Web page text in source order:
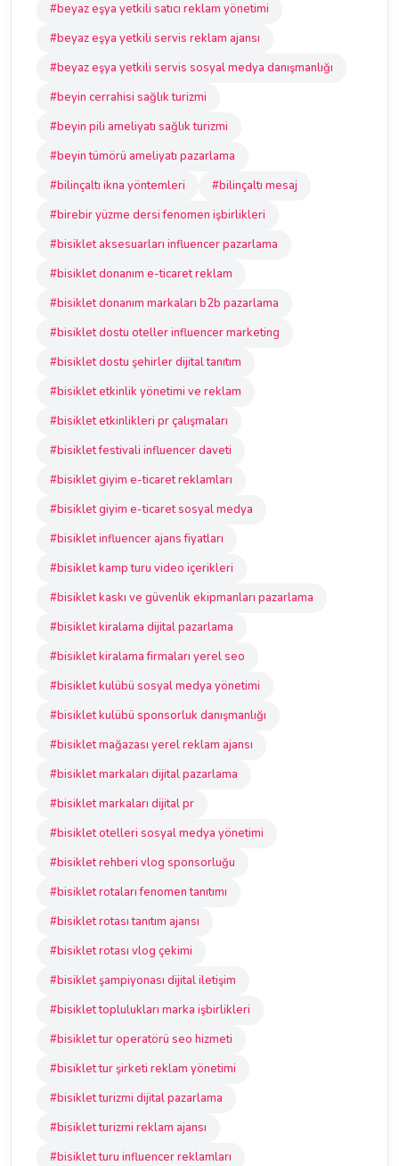
#beyaz eşya yetkili satıcı reklam yönetimi
#beyaz eşya yetkili servis reklam ajansı
#beyaz eşya yetkili servis sosyal medya danışmanlığı
#beyin cerrahisi sağlık turizmi
#beyin pili ameliyatı sağlık turizmi
#beyin tümörü ameliyatı pazarlama
#bilinçaltı ikna yöntemleri
#bilinçaltı mesaj
#birebir yüzme dersi fenomen işbirlikleri
#bisiklet aksesuarları influencer pazarlama
#bisiklet donanım e-ticaret reklam
#bisiklet donanım markaları b2b pazarlama
#bisiklet dostu oteller influencer marketing
#bisiklet dostu şehirler dijital tanıtım
#bisiklet etkinlik yönetimi ve reklam
#bisiklet etkinlikleri pr çalışmaları
#bisiklet festivali influencer daveti
#bisiklet giyim e-ticaret reklamları
#bisiklet giyim e-ticaret sosyal medya
#bisiklet influencer ajans fiyatları
#bisiklet kamp turu video içerikleri
#bisiklet kaskı ve güvenlik ekipmanları pazarlama
#bisiklet kiralama dijital pazarlama
#bisiklet kiralama firmaları yerel seo
#bisiklet kulübü sosyal medya yönetimi
#bisiklet kulübü sponsorluk danışmanlığı
#bisiklet mağazası yerel reklam ajansı
#bisiklet markaları dijital pazarlama
#bisiklet markaları dijital pr
#bisiklet otelleri sosyal medya yönetimi
#bisiklet rehberi vlog sponsorluğu
#bisiklet rotaları fenomen tanıtımı
#bisiklet rotası tanıtım ajansı
#bisiklet rotası vlog çekimi
#bisiklet şampiyonası dijital iletişim
#bisiklet toplulukları marka işbirlikleri
#bisiklet tur operatörü seo hizmeti
#bisiklet tur şirketi reklam yönetimi
#bisiklet turizmi dijital pazarlama
#bisiklet turizmi reklam ajansı
#bisiklet turu influencer reklamları